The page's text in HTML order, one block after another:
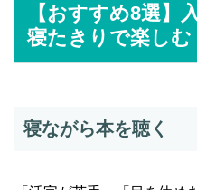
【おすすめ8選】
寝たきりで楽しむ
寝ながら本を聴く